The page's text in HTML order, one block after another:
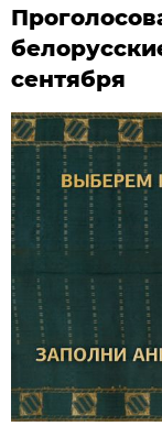
сентября